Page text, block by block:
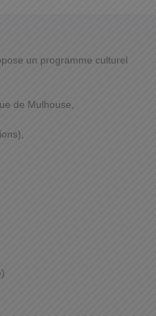
un programme culturel
de Mulhouse,